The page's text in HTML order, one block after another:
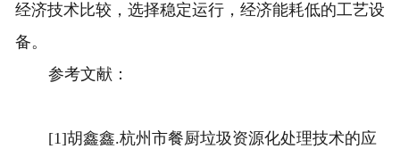
经济技术比较，选择稳定运行，经济能耗低的工艺设
备。
参考文献：
[1]胡鑫鑫.杭州市餐厨垃圾资源化处理技术的应